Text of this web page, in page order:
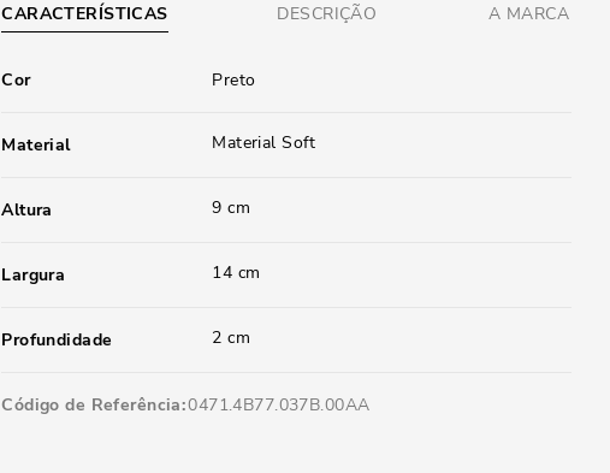
CARACTERÍSTICAS DESCRIÇÃO A MARCA
Cor Preto
Material Material Soft
Altura 9 cm
Largura 14 cm
Profundidade 2 cm
Código de Referência 0471.4B77.037B.00AA